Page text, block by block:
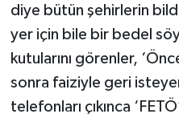
diye bütün şehirlerin
yer için bile bir bedel
kutularını görenler,
sonra faiziyle geri
telefonları çıkınca